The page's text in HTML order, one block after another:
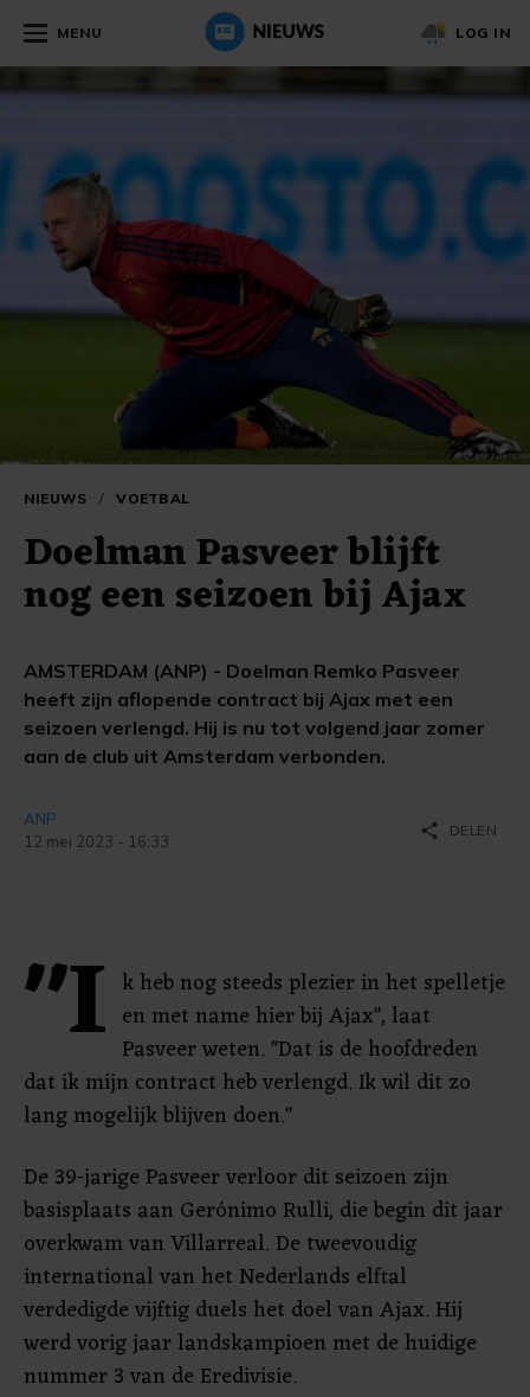
MENU LOG IN
NIEUWS / VOETBAL
Doelman Pasveer blijft
nog een seizoen bij Ajax
AMSTERDAM (ANP) - Doelman Remko Pasveer
heeft zijn aflopende contract bij Ajax met een
seizoen verlengd. Hij is nu tot volgend jaar zomer
aan de club uit Amsterdam verbonden.
ANP
12 mei 2023 - 16:33
share DELEN
"I k heb nog steeds plezier in het spelletje
en met name hier bij Ajax", laat
Pasveer weten. "Dat is de hoofdreden
dat ik mijn contract heb verlengd. Ik wil dit zo
lang mogelijk blijven doen."
De 39-jarige Pasveer verloor dit seizoen zijn
basisplaats aan Gerónimo Rulli, die begin dit jaar
overkwam van Villarreal. De tweevoudig
international van het Nederlands elftal
verdedigde vijftig duels het doel van Ajax. Hij
werd vorig jaar landskampioen met de huidige
nummer 3 van de Eredivisie.